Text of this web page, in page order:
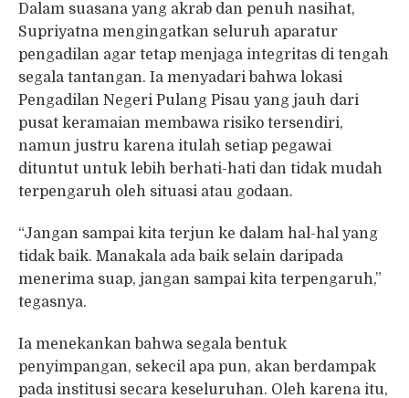
Dalam suasana yang akrab dan penuh nasihat,
Supriyatna mengingatkan seluruh aparatur
pengadilan agar tetap menjaga integritas di tengah
segala tantangan. Ia menyadari bahwa lokasi
Pengadilan Negeri Pulang Pisau yang jauh dari
pusat keramaian membawa risiko tersendiri,
namun justru karena itulah setiap pegawai
dituntut untuk lebih berhati-hati dan tidak mudah
terpengaruh oleh situasi atau godaan.
“Jangan sampai kita terjun ke dalam hal-hal yang
tidak baik. Manakala ada baik selain daripada
menerima suap, jangan sampai kita terpengaruh,”
tegasnya.
Ia menekankan bahwa segala bentuk
penyimpangan, sekecil apa pun, akan berdampak
pada institusi secara keseluruhan. Oleh karena itu,